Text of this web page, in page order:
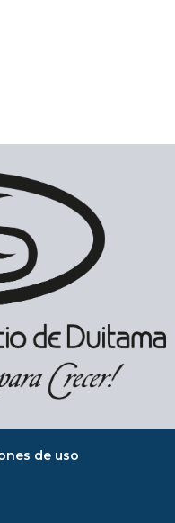
de uso